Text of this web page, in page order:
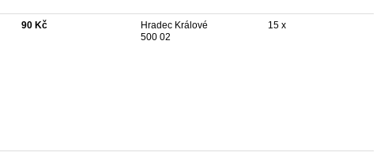
90 Kč
Hradec Králové
500 02
15 x